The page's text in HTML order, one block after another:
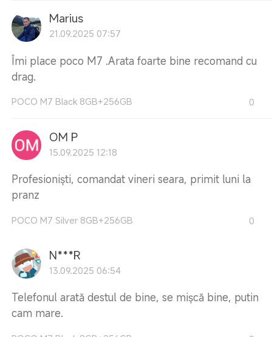
Marius
21.09.2025 07:57
Îmi place poco M7 .Arata foarte bine recomand cu
drag.
POCO M7 Black 8GB+256GB 0
OM P
15.09.2025 12:18
Profesioniști, comandat vineri seara, primit luni la
pranz
POCO M7 Silver 8GB+256GB 0
N***R
13.09.2025 06:54
Telefonul arată destul de bine, se mișcă bine, putin
cam mare.